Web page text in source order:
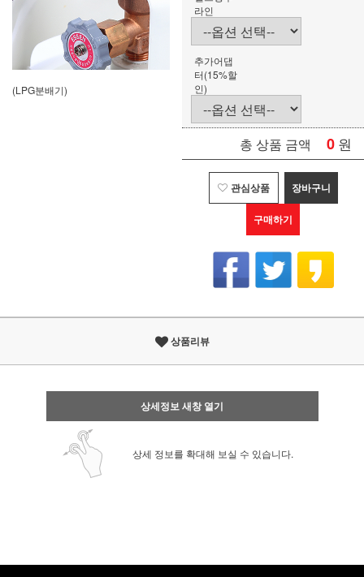
(LPG분배기)
라인
추가어댑
터(15%할
인)
총 상품 금액 0 원
관심상품 장바구니
구매하기
상품리뷰
상세정보 새창 열기
상세 정보를 확대해 보실 수 있습니다.